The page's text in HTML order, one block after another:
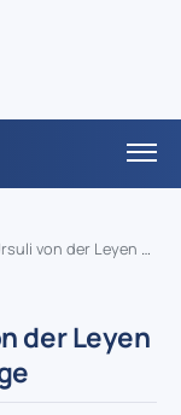
odrzucona przez sąd w Liège
der Leyen